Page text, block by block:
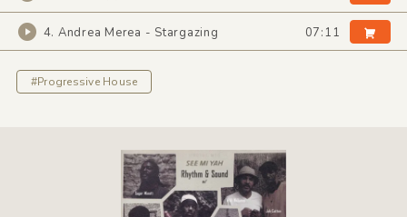
4. Andrea Merea - Stargazing 07:11
#Progressive House